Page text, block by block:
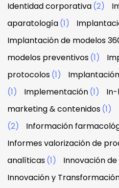
Identidad corporativa(2)
aparatología(1)
Implantación de modelos
modelos preventivos(1)
protocolos(1)
(1)
Implementación(1) In-
marketing & contenidos(1)
(2)
Información
Informes valorización de
analíticas(1) Innovación
Innovación y